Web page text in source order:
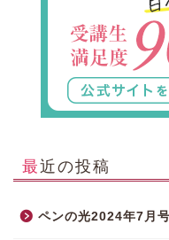
最近の投稿
ペンの光2024年7月